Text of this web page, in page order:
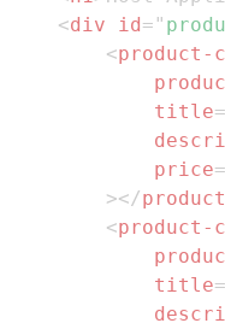
<div id= "
<product-
title=
price=
></
<product-
title=